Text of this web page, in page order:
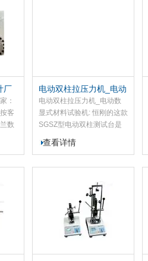
厂
：
客
数
多
电动双柱拉压力机_电动
数显式材料试验机
电动双柱拉压力机_电动数
显式材料试验机: 恒刚的这款
SGSZ型电动双柱测试台是
专为SGHF系列和SGNK系
列推拉力计配套用的推拉负
定性好，适用，使用等优...
查看详情